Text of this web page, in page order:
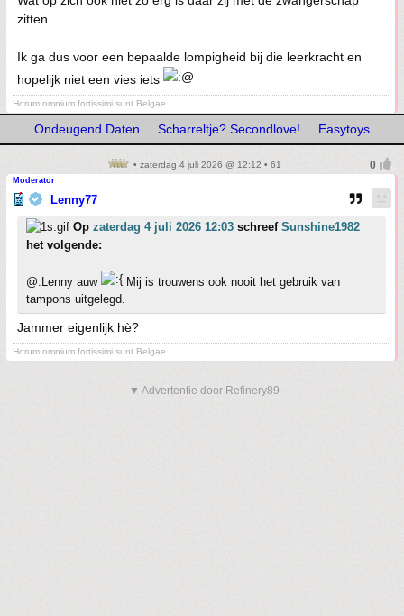
zitten.
Ik ga dus voor een bepaalde lompigheid bij die leerkracht en
hopelijk niet een vies iets
Horum omnium fortissimi sunt Belgae
Ondeugend Daten Scharreltje? Secondlove! Easytoys
• zaterdag 4 juli 2026 @ 12:12 • 61
Moderator
Lenny77
Op zaterdag 4 juli 2026 12:03 schreef Sunshine1982
het volgende:
@:Lenny auw
Mij is trouwens ook nooit het gebruik van
tampons uitgelegd.
Jammer eigenlijk hè?
Horum omnium fortissimi sunt Belgae
▼ Advertentie door Refinery89